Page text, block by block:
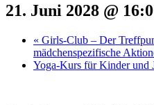
21. Juni 2028 @
« Girls-Club – Der
mädchenspezifische
Yoga-Kurs für Kinder und